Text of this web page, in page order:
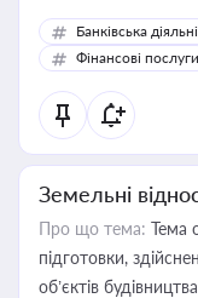
Банківська
Фінансові послуги
Земельні
Про що тема: Тема
підготовки,
об’єктів будівництва